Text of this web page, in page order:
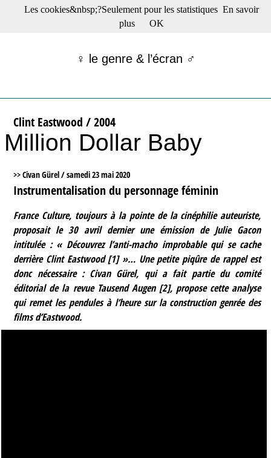
☰ Menu
Films récents
Tribunes
Bloc-notes
Archives
S’abonner à la Lettre !
♀ le genre & l’écran ♂
Clint Eastwood / 2004
Million Dollar Baby
>> Civan Gürel /samedi 23 mai 2020
Instrumentalisation du personnage féminin
France Culture, toujours à la pointe de la cinéphilie auteuriste,
proposait le 30 avril dernier une émission de Julie Gacon
intitulée : « Découvrez l’anti-macho improbable qui se cache
derrière Clint Eastwood[1]»… Une petite piqûre de rappel est
donc nécessaire : Civan Gürel, qui a fait partie du comité
éditorial de la revue Tausend Augen[2], propose cette analyse
qui remet les pendules à l’heure sur la construction genrée des
films d’Eastwood.
Les cookies&nbsp;?Seulement pour les statistiques En savoir
plus
OK